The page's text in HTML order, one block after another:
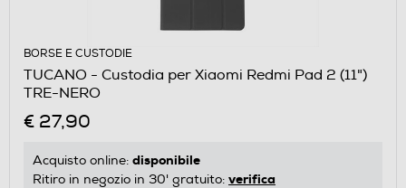
BORSE E CUSTODIE
TUCANO - Custodia per Xiaomi Redmi Pad 2 (11")
TRE-NERO
€ 27,90
Acquisto online: disponibile
Ritiro in negozio in 30' gratuito: verifica